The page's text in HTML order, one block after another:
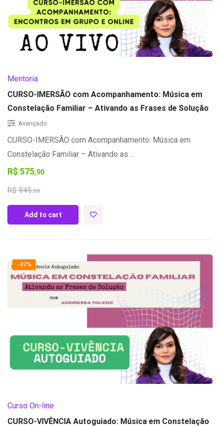
Mentoria
CURSO-IMERSÃO com Acompanhamento: Música em
Constelação Familiar – Ativando as Frases de Solução
Avançado
CURSO-IMERSÃO com Acompanhamento: Música em
Constelação Familiar – Ativando as …
R$ 575,90
R$845,00
Add to cart
-37%
Curso On-line
CURSO-VIVÊNCIA Autoguiado: Música em Constelação